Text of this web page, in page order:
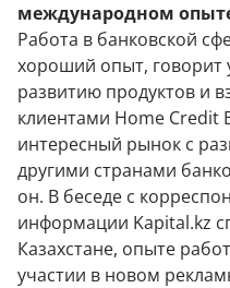
международном
Работа в банковской
хороший опыт,
развитию продуктов и
клиентами Home Credit
интересный рынок с
другими странами
он. В беседе с
информации Kapital.kz
Казахстане, опыте
участии в новом